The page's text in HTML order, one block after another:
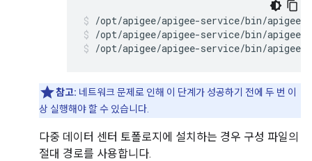
/opt/apigee/apigee-service/bin/
/opt/apigee/apigee-service/bin/
/opt/apigee/apigee-service/bin/
참고: 네트워크 문제로 인해 이 단계가 성공하기 전에 두 번 이
상 실행해야 할 수 있습니다.
다중 데이터 센터 토폴로지에 설치하는 경우 구성 파일의
절대 경로를 사용합니다.